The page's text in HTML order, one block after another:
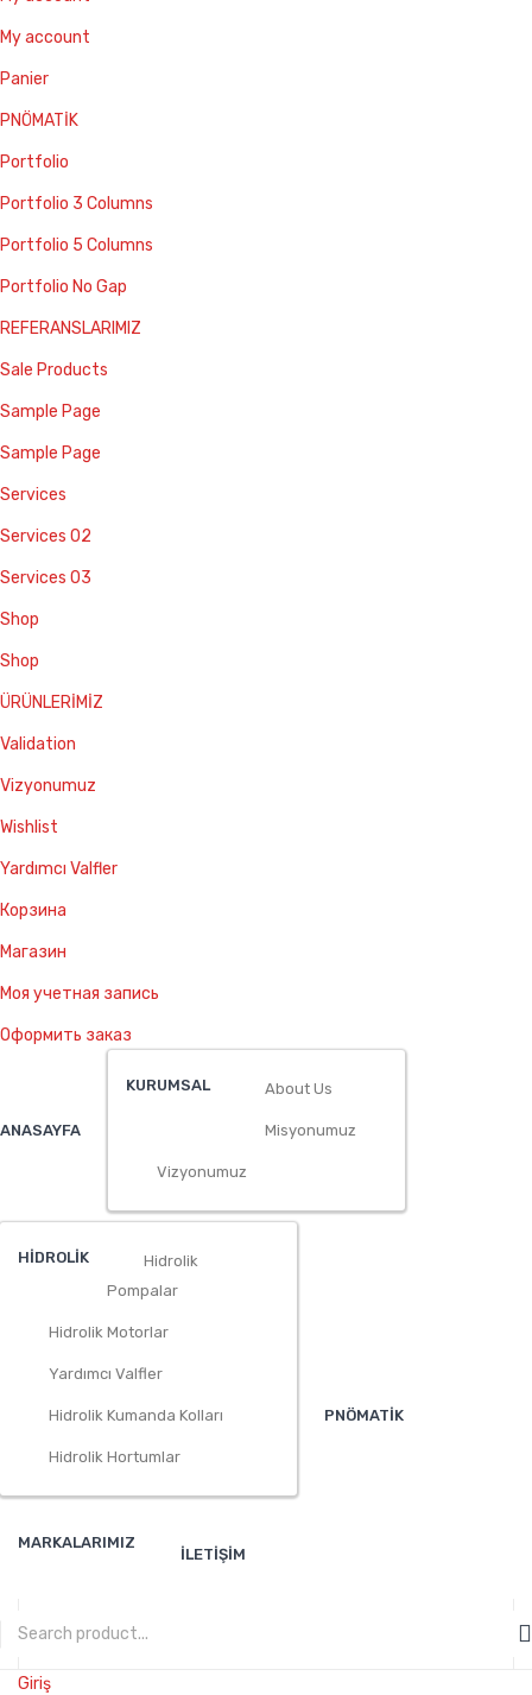
My account
Panier
PNÖMATİK
Portfolio
Portfolio 3 Columns
Portfolio 5 Columns
Portfolio No Gap
REFERANSLARIMIZ
Sale Products
Sample Page
Sample Page
Services
Services 02
Services 03
Shop
Shop
ÜRÜNLERİMİZ
Validation
Vizyonumuz
Wishlist
Yardımcı Valfler
Корзина
Магазин
Моя учетная запись
Оформить заказ
ANASAYFA
KURUMSAL About Us
Misyonumuz
Vizyonumuz
HİDROLİK
Hidrolik
Pompalar
Hidrolik Motorlar
Yardımcı Valfler
Hidrolik Kumanda Kolları
Hidrolik Hortumlar
PNÖMATİK
MARKALARIMIZ
İLETİŞİM
CATEGORIES
Giriş